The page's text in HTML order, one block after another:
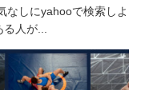
なしにyahooで検索しよ
人が...